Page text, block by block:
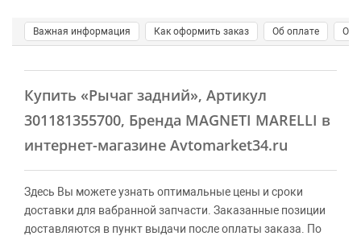
Важная информация Как оформить заказ Об оплате О
Купить «Рычаг задний», Артикул
301181355700, Бренда MAGNETI MARELLI в
интернет-магазине Avtomarket34.ru
Здесь Вы можете узнать оптимальные цены и сроки
доставки для вабранной запчасти. Заказанные позиции
доставляются в пункт выдачи после оплаты заказа. По